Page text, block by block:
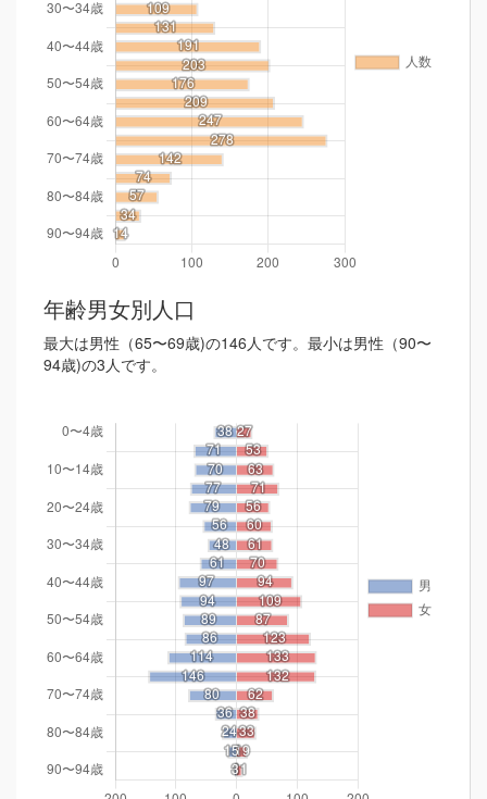
年齢男女別人口
最大は男性（65〜69歳)の146人です。最小は男性（90〜
94歳)の3人です。